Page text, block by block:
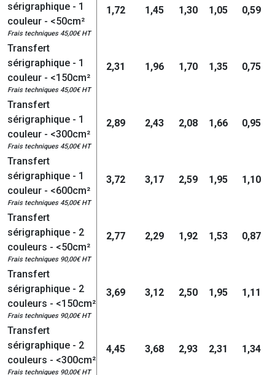
sérigraphique - 1
couleur - <50cm²
Frais techniques 45,00€ HT
1,72 1,45 1,30 1,05 0,59
Transfert
sérigraphique - 1
couleur - <150cm²
Frais techniques 45,00€ HT
2,31 1,96 1,70 1,35 0,75
Transfert
sérigraphique - 1
couleur - <300cm²
Frais techniques 45,00€ HT
2,89 2,43 2,08 1,66 0,95
Transfert
sérigraphique - 1
couleur - <600cm²
Frais techniques 45,00€ HT
3,72 3,17 2,59 1,95 1,10
Transfert
sérigraphique - 2
couleurs - <50cm²
Frais techniques 90,00€ HT
2,77 2,29 1,92 1,53 0,87
Transfert
sérigraphique - 2
couleurs - <150cm²
Frais techniques 90,00€ HT
3,69 3,12 2,50 1,95 1,11
Transfert
sérigraphique - 2
couleurs - <300cm²
Frais techniques 90,00€ HT
4,45 3,68 2,93 2,31 1,34